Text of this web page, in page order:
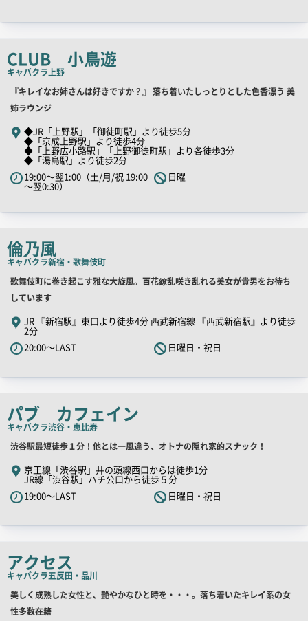
チ
ピ
ー
CLUB 小鳥遊
キャバクラ上野
店
舗
PR
キ
ッ
ー
『キレイなお姉さんは好きですか？』 落ち着いたしっとりとした色香漂う 美
姉ラウンジ
◆JR「上野駅」「御徒町駅」より徒歩5分
◆「京成上野駅」より徒歩4分
◆「上野広小路駅」「上野御徒町駅」より各徒歩3分
◆「湯島駅」より徒歩2分
19:00～翌1:00（土/月/祝 19:00
～翌0:30）
日曜
倫乃風
キャバクラ新宿・歌舞伎町
店
舗
PR
キ
ャ
チ
ピ
ー
歌舞伎町に巻き起こす雅な大旋風。百花繚乱咲き乱れる美女が貴男をお待ち
しています
JR 『新宿駅』東口より徒歩4分 西武新宿線 『西武新宿駅』より徒歩
2分
20:00～LAST
日曜日・祝日
パブ カフェイン
キャバクラ渋谷・恵比寿
店
舗
PR
キ
ッ
コ
ピ
ー
渋谷駅最短徒歩１分！他とは一風違う、オトナの隠れ家的スナック！
京王線「渋谷駅」井の頭線西口からは徒歩1分
JR線「渋谷駅」ハチ公口から徒歩５分
19:00～LAST
日曜日・祝日
アクセス
キャバクラ五反田・品川
店
舗
美しく成熟した女性と、艶やかなひと時を・・・。落ち着いたキレイ系の女
性多数在籍